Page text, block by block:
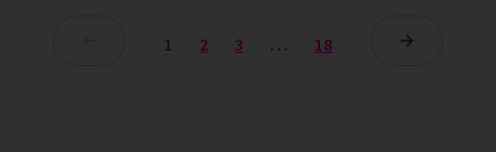
1 2 3 … 18